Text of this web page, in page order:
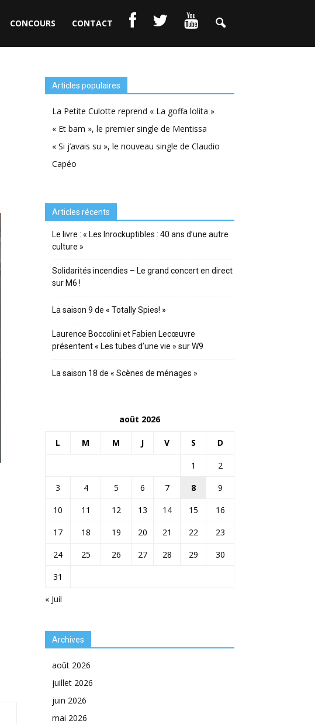
CONCOURS CONTACT
Articles populaires
La Petite Culotte reprend « La goffa lolita »
« Et bam », le premier single de Mentissa
« Si j’avais su », le nouveau single de Claudio
Capéo
Articles récents
Le livre : « Les Inrockuptibles : 40 ans d’une autre
culture »
Solidarités incendies – Le grand concert en direct
sur M6 !
La saison 9 de « Totally Spies! »
Laurence Boccolini et Fabien Lecœuvre
présentent « Les tubes d’une vie » sur W9
La saison 18 de « Scènes de ménages »
août 2026
L M M J V S D
« Juil
1
2
3
4 5 6 7 8
9
10
11 12 13 14 15
16
17
18 19 20 21 22
23
24
25 26 27 28 29
30
31
Archives
août 2026
juillet 2026
juin 2026
mai 2026